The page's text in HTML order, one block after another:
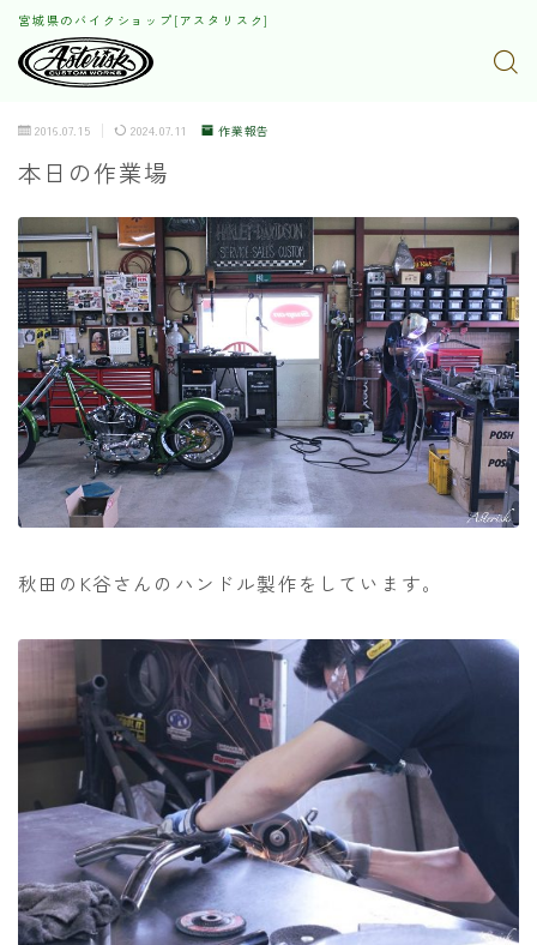
宮城県のバイクショップ[アスタリスク]
2016.07.15 2024.07.11 作業報告
本日の作業場
秋田のK谷さんのハンドル製作をしています。